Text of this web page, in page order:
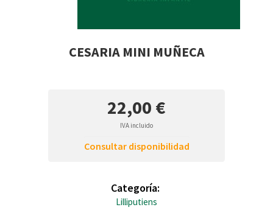
CESARIA MINI MUÑECA
22,00 €
IVA incluido
Consultar disponibilidad
Categoría:
Lilliputiens